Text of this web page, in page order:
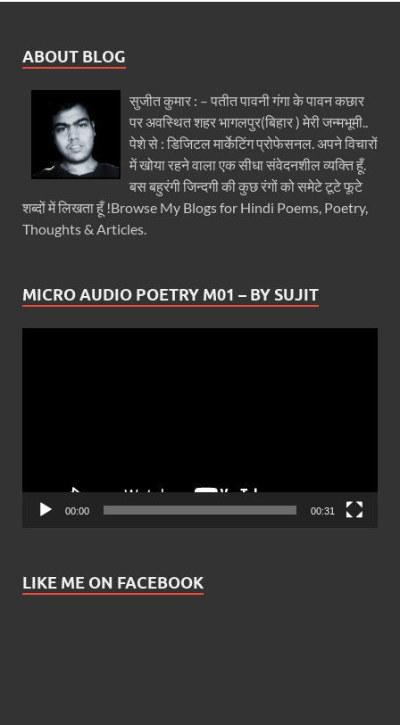
ABOUT BLOG
सुजीत कुमार : – पतीत पावनी गंगा के पावन कछार
पर अवस्थित शहर भागलपुर(बिहार ) मेरी जन्मभूमी..
पेशे से : डिजिटल मार्केटिंग प्रोफेसनल. अपने विचारों
में खोया रहने वाला एक सीधा संवेदनशील व्यक्ति हूँ.
बस बहुरंगी जिन्दगी की कुछ रंगों को समेटे टूटे फूटे
शब्दों में लिखता हूँ !Browse My Blogs for Hindi Poems, Poetry,
Thoughts & Articles.
MICRO AUDIO POETRY M01 – BY SUJIT
00:00 00:31
LIKE ME ON FACEBOOK